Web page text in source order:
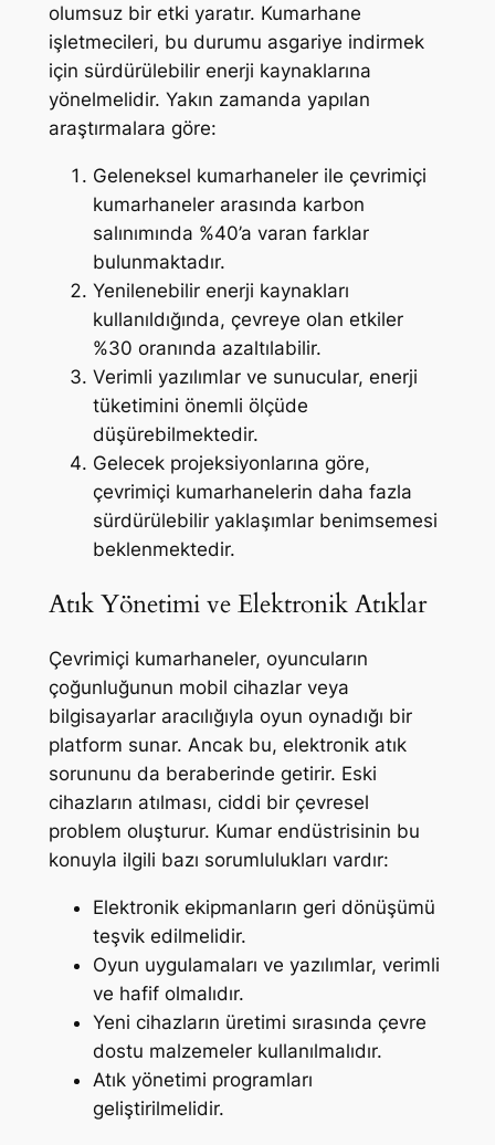
olumsuz bir etki yaratır. Kumarhane
işletmecileri, bu durumu asgariye indirmek
için sürdürülebilir enerji kaynaklarına
yönelmelidir. Yakın zamanda yapılan
araştırmalara göre:
Geleneksel kumarhaneler ile çevrimiçi
kumarhaneler arasında karbon
salınımında %40’a varan farklar
bulunmaktadır.
Yenilenebilir enerji kaynakları
kullanıldığında, çevreye olan etkiler
%30 oranında azaltılabilir.
Verimli yazılımlar ve sunucular, enerji
tüketimini önemli ölçüde
düşürebilmektedir.
Gelecek projeksiyonlarına göre,
çevrimiçi kumarhanelerin daha fazla
sürdürülebilir yaklaşımlar benimsemesi
beklenmektedir.
Atık Yönetimi ve Elektronik Atıklar
Çevrimiçi kumarhaneler, oyuncuların
çoğunluğunun mobil cihazlar veya
bilgisayarlar aracılığıyla oyun oynadığı bir
platform sunar. Ancak bu, elektronik atık
sorununu da beraberinde getirir. Eski
cihazların atılması, ciddi bir çevresel
problem oluşturur. Kumar endüstrisinin bu
konuyla ilgili bazı sorumlulukları vardır:
Elektronik ekipmanların geri dönüşümü
teşvik edilmelidir.
Oyun uygulamaları ve yazılımlar, verimli
ve hafif olmalıdır.
Yeni cihazların üretimi sırasında çevre
dostu malzemeler kullanılmalıdır.
Atık yönetimi programları
geliştirilmelidir.